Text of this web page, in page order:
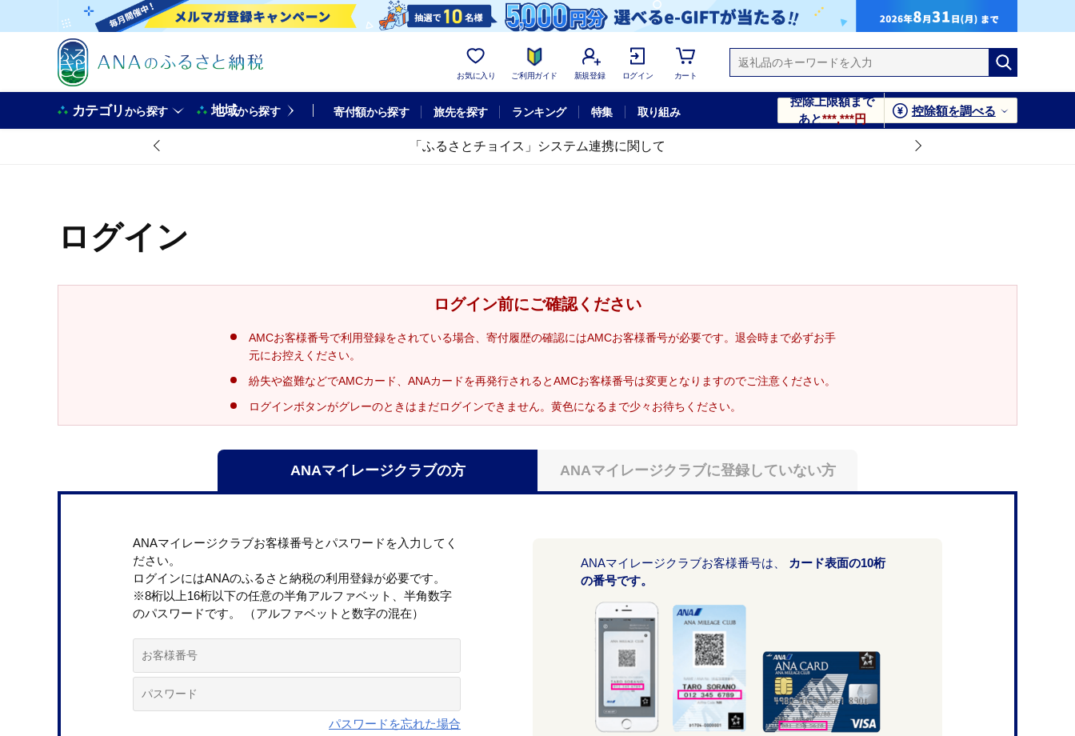
お気に入り ご利用ガイド 新規登録 ログイン カート
カテゴリから探す 地域から探す 寄付額から探す 旅先を探す ランキング 特集 取り組み
控除上限額まで
あと***,***円
控除額を調べる
「ふるさとチョイス」システム連携に関して
ログイン
ログイン前にご確認ください
AMCお客様番号で利用登録をされている場合、寄付履歴の確認にはAMCお客様番号が必要です。退会時まで必ずお手
元にお控えください。
紛失や盗難などでAMCカード、ANAカードを再発行されるとAMCお客様番号は変更となりますのでご注意ください。
ログインボタンがグレーのときはまだログインできません。黄色になるまで少々お待ちください。
ANAマイレージクラブの方 ANAマイレージクラブに登録していない方
ANAマイレージクラブお客様番号とパスワードを入力してく
ださい。
ログインにはANAのふるさと納税の利用登録が必要です。
※8桁以上16桁以下の任意の半角アルファベット、半角数字
のパスワードです。 （アルファベットと数字の混在）
パスワードを忘れた場合
ANAマイレージクラブお客様番号は、
カード表面の10桁
の番号です。